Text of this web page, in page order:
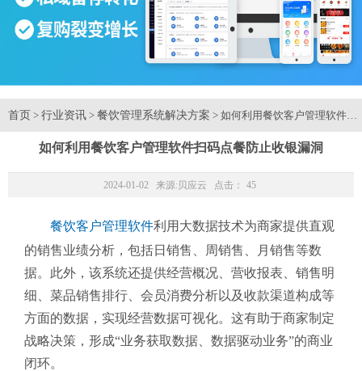
首页 > 行业资讯 > 餐饮管理系统解决方案 > 如何利用餐饮客户管理软件扫
如何利用餐饮客户管理软件扫码点餐防止收银漏洞
2024-01-02 来源: 贝应云 点击： 45
餐饮客户管理软件利用大数据技术为商家提供直观
的销售业绩分析，包括日销售、周销售、月销售等数
据。此外，该系统还提供经营概况、营收报表、销售明
细、菜品销售排行、会员消费分析以及收款渠道构成等
方面的数据，实现经营数据可视化。这有助于商家制定
战略决策，形成“业务获取数据、数据驱动业务”的商业
闭环。